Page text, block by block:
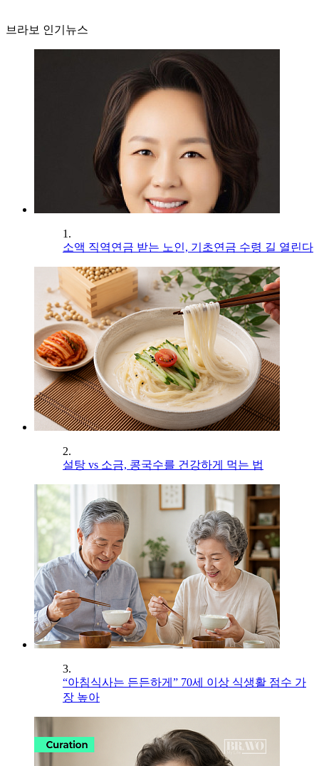
브라보 인기뉴스
1.
소액 직역연금 받는 노인, 기초연금 수령 길 열린다
2.
설탕 vs 소금, 콩국수를 건강하게 먹는 법
3.
“아침식사는 든든하게” 70세 이상 식생활 점수 가
장 높아